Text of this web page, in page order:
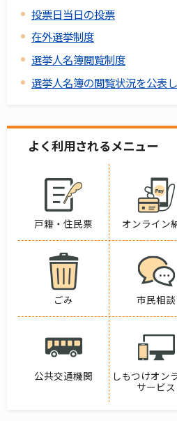
投票日当日の投票
在外選挙制度
選挙人名簿閲覧制度
選挙人名簿の閲覧状況を公表
よく利用されるメニュー
戸籍・住民票 オンライン
ごみ 市民相談
公共交通機関
しもつけオン
サービス